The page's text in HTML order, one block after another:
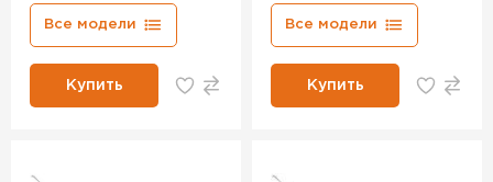
Все модели
Купить
Все модели
Купить